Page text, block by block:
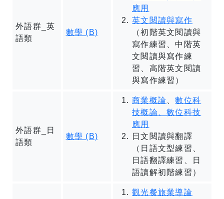
外語群_英
語類
數學 (B)
應用
英文閱讀與寫作
（初階英文閱讀與
寫作練習、中階英
文閱讀與寫作練
習、高階英文閱讀
與寫作練習）
外語群_日
語類
數學 (B)
商業概論 、數位科
技概論、數位科技
應用
日文閱讀與翻譯
（日語文型練習、
日語翻譯練習、日
語讀解初階練習）
觀光餐旅業導論